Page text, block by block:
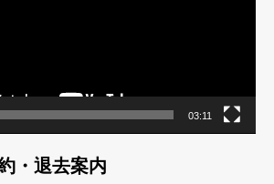
03:11
・退去案内